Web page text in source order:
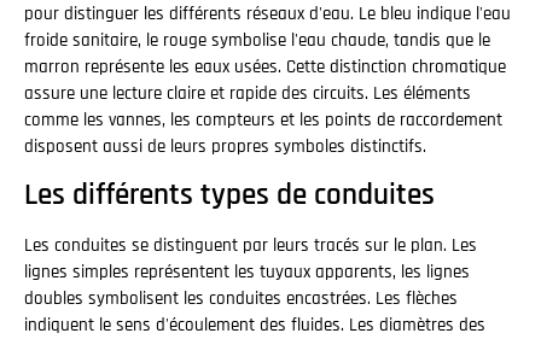
pour distinguer les différents réseaux d'eau. Le bleu indique l'eau
froide sanitaire, le rouge symbolise l'eau chaude, tandis que le
marron représente les eaux usées. Cette distinction chromatique
assure une lecture claire et rapide des circuits. Les éléments
comme les vannes, les compteurs et les points de raccordement
disposent aussi de leurs propres symboles distinctifs.
Les différents types de conduites
Les conduites se distinguent par leurs tracés sur le plan. Les
lignes simples représentent les tuyaux apparents, les lignes
doubles symbolisent les conduites encastrées. Les flèches
indiquent le sens d'écoulement des fluides. Les diamètres des